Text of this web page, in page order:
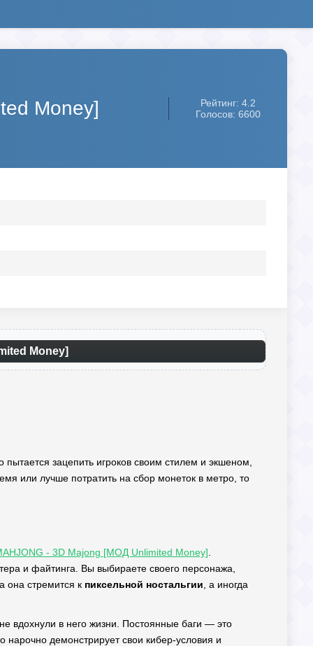
Money]
Рейтинг: 4.2
Голосов: 6600
Money]
зацепить игроков своим стилем и экшеном,
или лучше потратить на сбор монеток в метро, то
- 3D Majong [МОД Unlimited Money]
и файтинга. Вы выбираете своего персонажа,
она стремится к пиксельной ностальгии , а иногда
вдохнули в него жизни. Постоянные баги — это
нарочно демонстрирует свои кибер-условия и